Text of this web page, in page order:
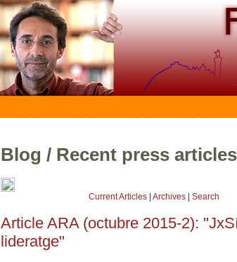
Blog / Recent press articles
Current Articles| Archives| Search
Article ARA (octubre 2015-2):
lideratge"